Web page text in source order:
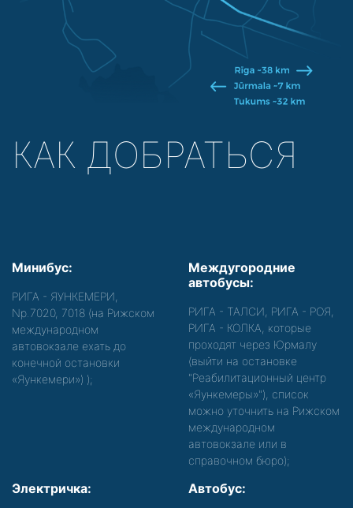
КАК ДОБРАТЬСЯ
Минибус:
РИГА - ЯУНКЕМЕРИ,
Nр.7020, 7018 (на Рижском
международном
автовокзале ехать до
конечной остановки
«Яункемери») );
Междугородние
автобусы:
РИГА - ТАЛСИ, РИГА - РОЯ,
РИГА - КОЛКА, которые
проходят через Юрмалу
(выйти на остановке
"Реабилитационный центр
«Яункемеры»"), список
можно уточнить на Рижском
международном
автовокзале или в
справочном бюро);
Электричка: Автобус: